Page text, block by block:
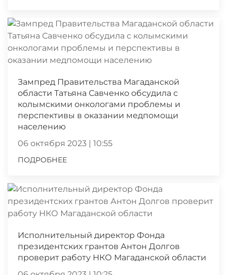
Зампред Правительства Магаданской
области Татьяна Савченко обсудила с
колымскими онкологами проблемы и
перспективы в оказании медпомощи
населению
06 октября 2023 | 10:55
ПОДРОБНЕЕ
Исполнительный директор Фонда
президентских грантов Антон Долгов
проверит работу НКО Магаданской области